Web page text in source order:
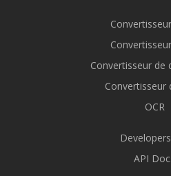
Convertisseur de
Convertisseur
OCR
API